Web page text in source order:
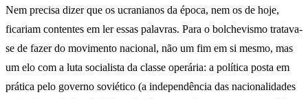
Nem precisa dizer que os ucranianos da época, nem os de hoje,
ficariam contentes em ler essas palavras. Para o bolchevismo tratava-
se de fazer do movimento nacional, não um fim em si mesmo, mas
um elo com a luta socialista da classe operária: a política posta em
prática pelo governo soviético (a independência das nacionalidades